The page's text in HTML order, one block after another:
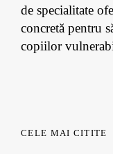
de specialitate
concretă pentru
copiilor
CELE MAI CITITE